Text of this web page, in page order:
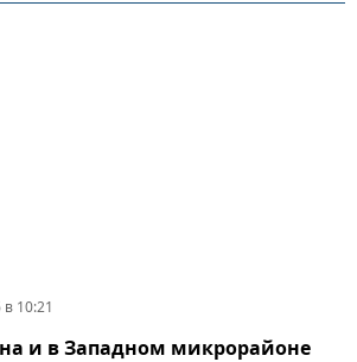
10:21
и в Западном микрорайоне